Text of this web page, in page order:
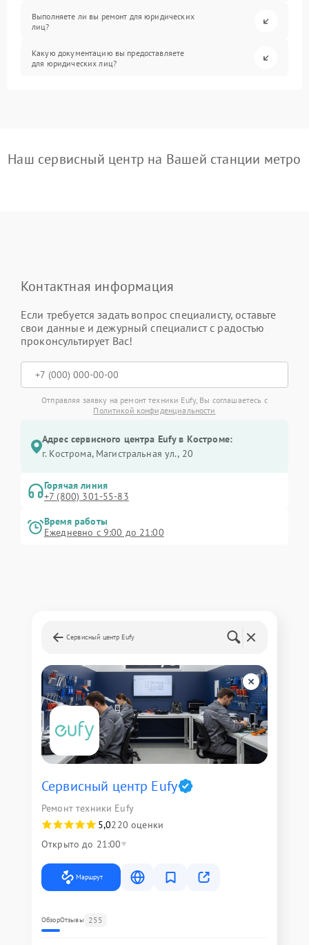
Выполняете ли вы ремонт для юридических
лиц?
Какую документацию вы предоставляете
для юридических лиц?
Наш сервисный центр на Вашей станции метро
Контактная информация
Если требуется задать вопрос специалисту, оставьте
свои данные и дежурный специалист с радостью
проконсультирует Вас!
Отправляя заявку на ремонт техники Eufy, Вы соглашаетесь с
Политикой конфиденциальности
Адрес сервисного центра Eufy в Костроме:
г. Кострома, Магистральная ул., 20
Горячая линия
+7 (800) 301-55-83
Время работы
Ежедневно с 9:00 до 21:00
Сервисный центр Eufy
Сервисный центр Eufy
Ремонт техники Eufy
5,0220 оценки
Открыто до 21:00
Маршрут
ОбзорОтзывы 255